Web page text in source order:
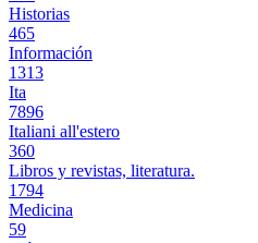
Historias
465
Información
1313
Ita
7896
Italiani all'estero
360
Libros y revistas, literatura.
1794
Medicina
59